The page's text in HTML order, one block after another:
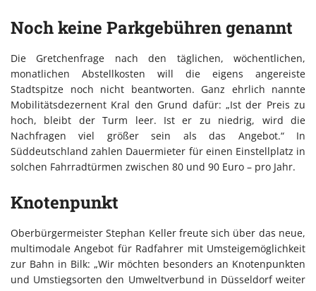
Noch keine Parkgebühren genannt
Die Gretchenfrage nach den täglichen, wöchentlichen,
monatlichen Abstellkosten will die eigens angereiste
Stadtspitze noch nicht beantworten. Ganz ehrlich nannte
Mobilitätsdezernent Kral den Grund dafür: „Ist der Preis zu
hoch, bleibt der Turm leer. Ist er zu niedrig, wird die
Nachfragen viel größer sein als das Angebot.“ In
Süddeutschland zahlen Dauermieter für einen Einstellplatz in
solchen Fahrradtürmen zwischen 80 und 90 Euro – pro Jahr.
Knotenpunkt
Oberbürgermeister Stephan Keller freute sich über das neue,
multimodale Angebot für Radfahrer mit Umsteigemöglichkeit
zur Bahn in Bilk: „Wir möchten besonders an Knotenpunkten
und Umstiegsorten den Umweltverbund in Düsseldorf weiter